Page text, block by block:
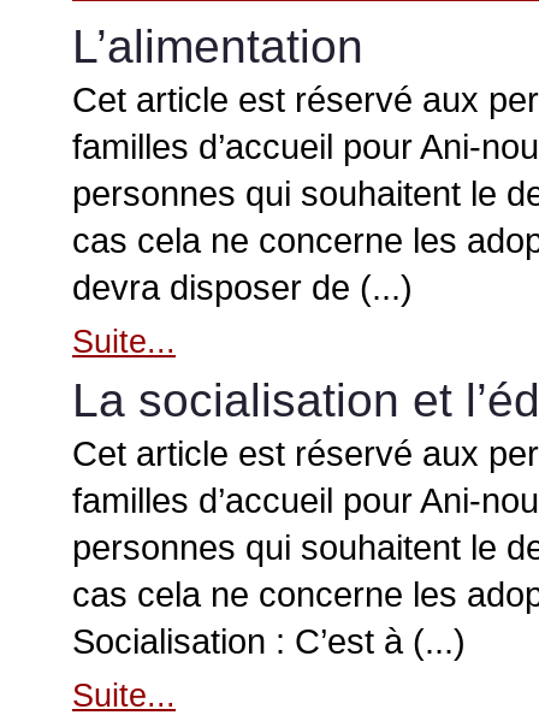
L’alimentation
Cet article est réservé aux
familles d’accueil pour Ani-
personnes qui souhaitent le
cas cela ne concerne les
devra disposer de (...)
Suite...
La socialisation et
Cet article est réservé aux
familles d’accueil pour Ani-
personnes qui souhaitent le
cas cela ne concerne les
Socialisation : C’est à (...)
Suite...